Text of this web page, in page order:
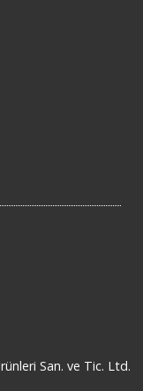
San. ve Tic. Ltd.